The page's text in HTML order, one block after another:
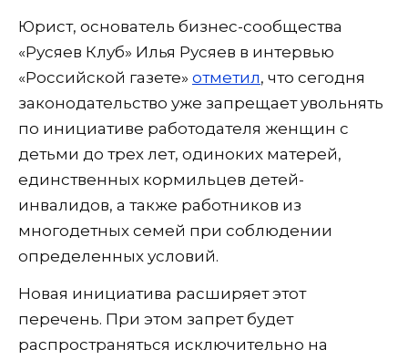
Юрист, основатель бизнес-сообщества
«Русяев Клуб» Илья Русяев в интервью
«Российской газете» отметил, что сегодня
законодательство уже запрещает увольнять
по инициативе работодателя женщин с
детьми до трех лет, одиноких матерей,
единственных кормильцев детей-
инвалидов, а также работников из
многодетных семей при соблюдении
определенных условий.
Новая инициатива расширяет этот
перечень. При этом запрет будет
распространяться исключительно на